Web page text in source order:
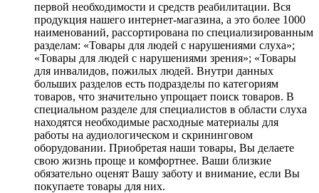
первой необходимости и средств реабилитации. Вся
продукция нашего интернет-магазина, а это более 1000
наименований, рассортирована по специализированным
разделам: «Товары для людей с нарушениями слуха»;
«Товары для людей с нарушениями зрения»; «Товары
для инвалидов, пожилых людей. Внутри данных
больших разделов есть подразделы по категориям
товаров, что значительно упрощает поиск товаров. В
специальном разделе для специалистов в области слуха
находятся необходимые расходные материалы для
работы на аудиологическом и скрининговом
оборудовании. Приобретая наши товары, Вы делаете
свою жизнь проще и комфортнее. Ваши близкие
обязательно оценят Вашу заботу и внимание, если Вы
покупаете товары для них.